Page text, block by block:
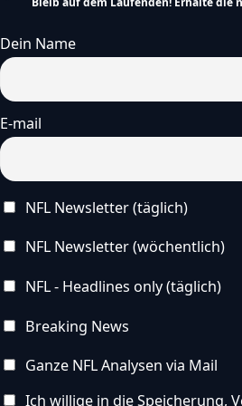
Dein Name
E-mail
NFL Newsletter (täglich)
NFL Newsletter (wöchentlich)
NFL - Headlines only (täglich)
Breaking News
Ganze NFL Analysen via Mail
Ich willige in die Speicherung,